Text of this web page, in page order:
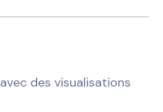
avec des visualisations